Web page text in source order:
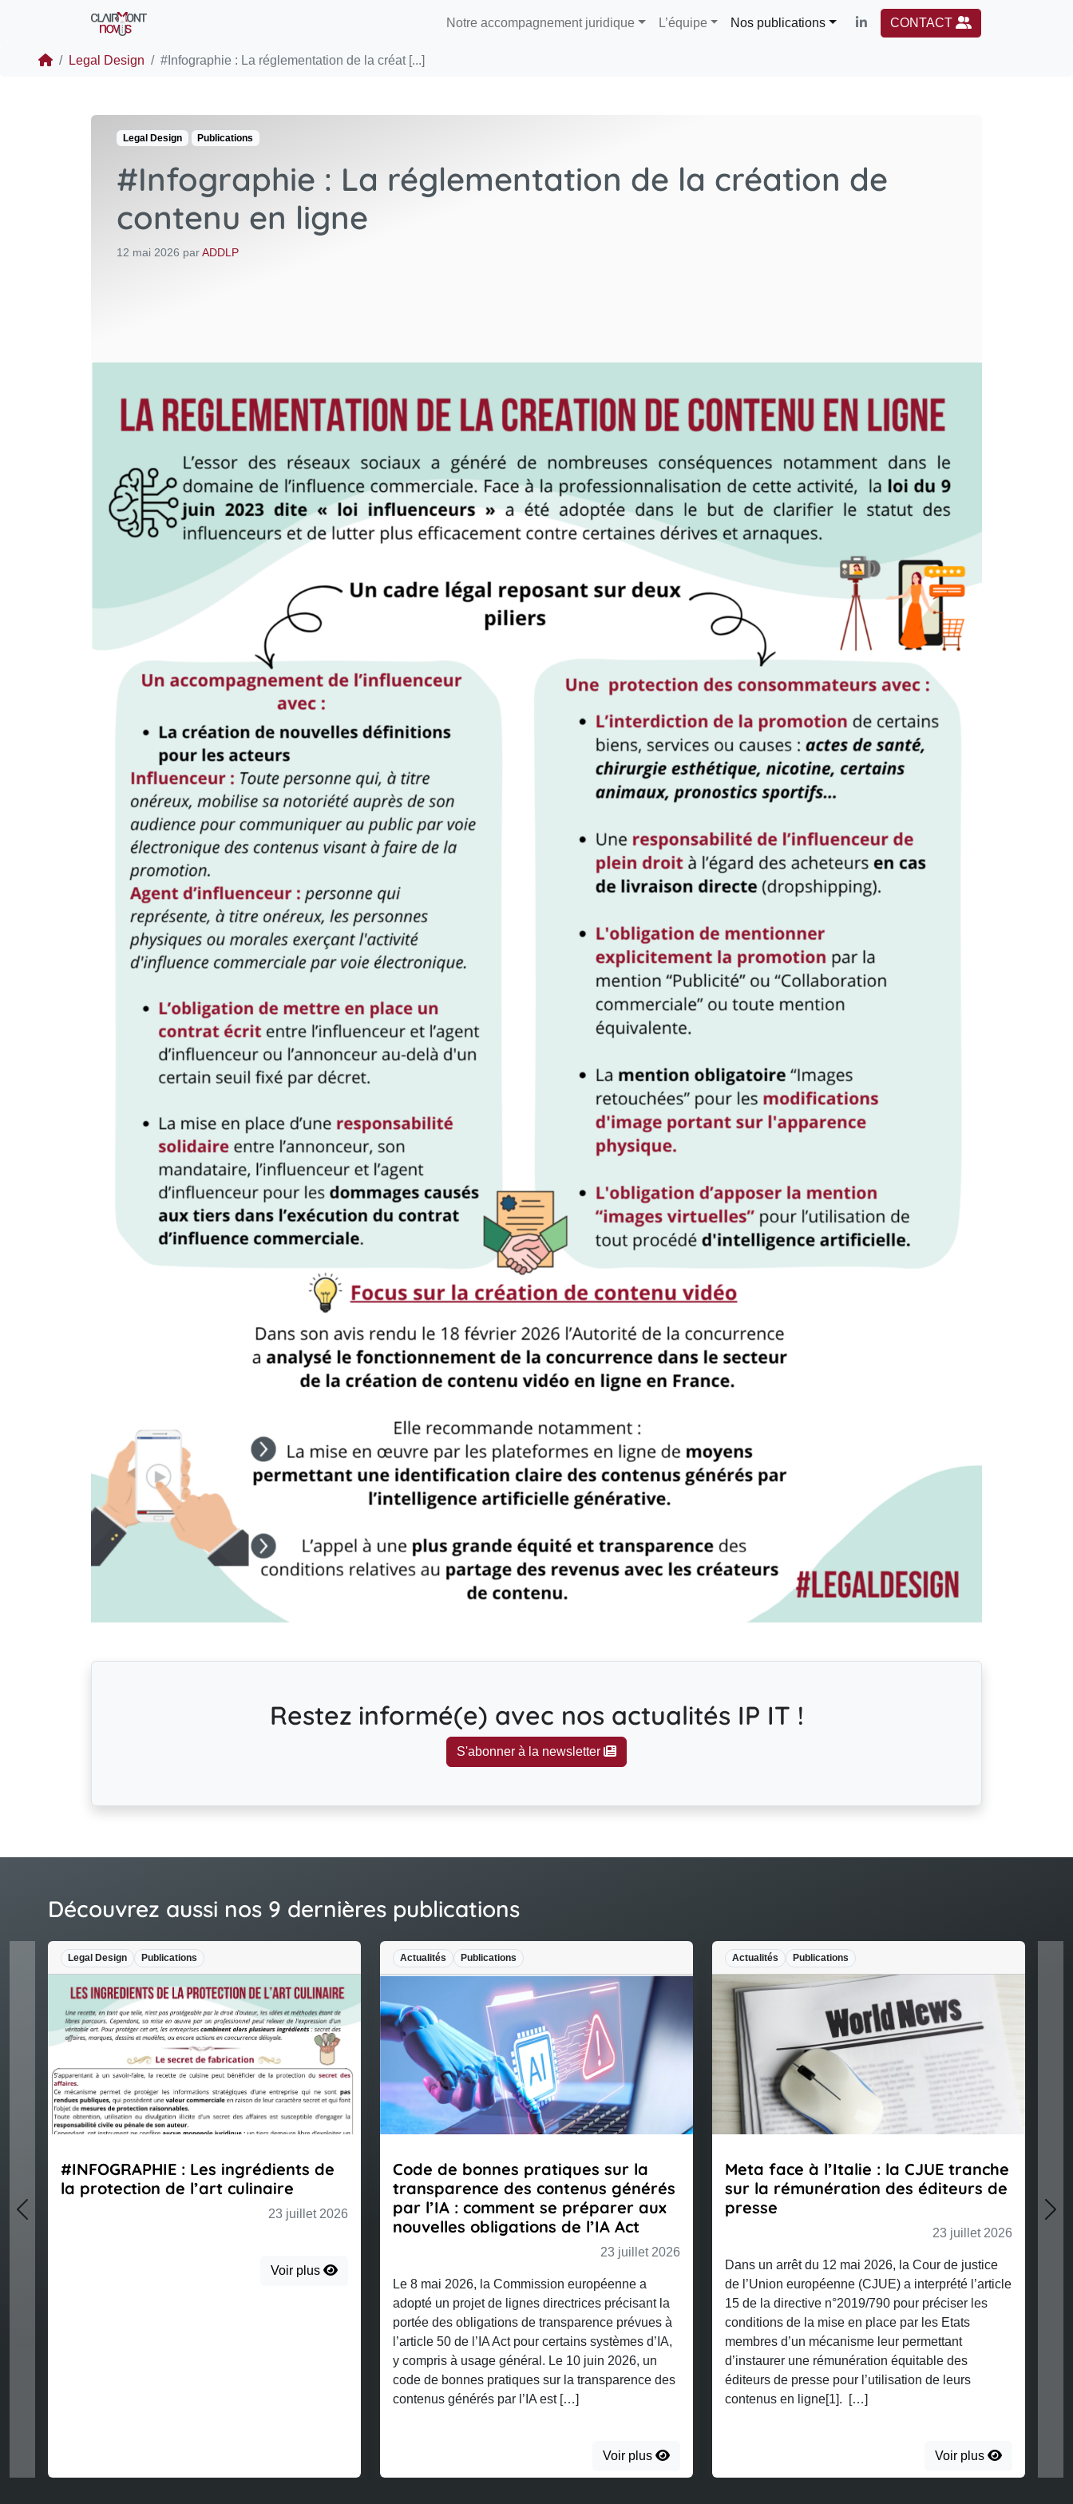
Notre accompagnement juridique L’équipe Nos publications CONTACT
Legal Design #Infographie : La réglementation de la créat [...]
Legal Design Publications
#Infographie : La réglementation de la création de
contenu en ligne
12 mai 2026 parADDLP
Restez informé(e) avec nos actualités IP IT !
S'abonner à la newsletter
Découvrez aussi nos 9 dernières publications
Legal Design Publications
#INFOGRAPHIE : Les ingrédients de
la protection de l’art culinaire
23 juillet 2026
Voir plus
Actualités Publications
Code de bonnes pratiques sur la
transparence des contenus générés
par l’IA : comment se préparer aux
nouvelles obligations de l’IA Act
23 juillet 2026
Le 8 mai 2026, la Commission européenne a
adopté un projet de lignes directrices précisant la
portée des obligations de transparence prévues à
l’article 50 de l’IA Act pour certains systèmes d’IA,
y compris à usage général. Le 10 juin 2026, un
code de bonnes pratiques sur la transparence des
contenus générés par l’IA est […]
Voir plus
Actualités Publications
Meta face à l’Italie : la CJUE tranche
sur la rémunération des éditeurs de
presse
23 juillet 2026
Dans un arrêt du 12 mai 2026, la Cour de justice
de l’Union européenne (CJUE) a interprété l’article
15 de la directive n°2019/790 pour préciser les
conditions de la mise en place par les Etats
membres d’un mécanisme leur permettant
d’instaurer une rémunération équitable des
éditeurs de presse pour l’utilisation de leurs
contenus en ligne[1]. […]
Voir plus
Previous